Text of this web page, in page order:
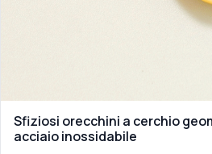
Sfiziosi orecchini a cerchio
acciaio inossidabile